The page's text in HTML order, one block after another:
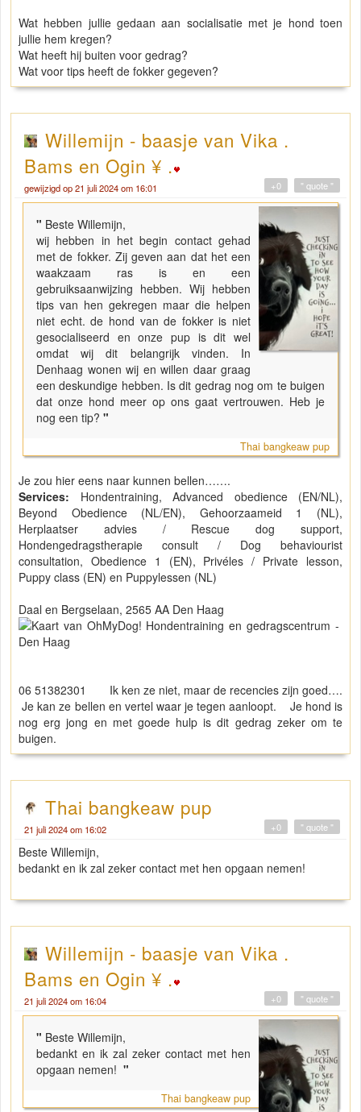
Wat hebben jullie gedaan aan socialisatie met je hond toen
jullie hem kregen?
Wat heeft hij buiten voor gedrag?
Wat voor tips heeft de fokker gegeven?
Willemijn - baasje van Vika .
Bams en Ogin ¥ .
gewijzigd op 21 juli 2024 om 16:01 " quote "
+0
" Beste Willemijn,
wij hebben in het begin contact gehad
met de fokker. Zij geven aan dat het een
waakzaam ras is en een
gebruiksaanwijzing hebben. Wij hebben
tips van hen gekregen maar die helpen
niet echt. de hond van de fokker is niet
gesocialiseerd en onze pup is dit wel
omdat wij dit belangrijk vinden. In
Denhaag wonen wij en willen daar graag
een deskundige hebben. Is dit gedrag nog om te buigen
dat onze hond meer op ons gaat vertrouwen. Heb je
nog een tip? "
Thai bangkeaw pup
Je zou hier eens naar kunnen bellen…….
Services: Hondentraining, Advanced obedience (EN/NL),
Beyond Obedience (NL/EN), Gehoorzaameid 1 (NL),
Herplaatser advies / Rescue dog support,
Hondengedragstherapie consult / Dog behaviourist
consultation, Obedience 1 (EN), Privéles / Private lesson,
Puppy class (EN) en Puppylessen (NL)
Daal en Bergselaan, 2565 AA Den Haag
06 51382301 Ik ken ze niet, maar de recencies zijn goed….
Je kan ze bellen en vertel waar je tegen aanloopt. Je hond is
nog erg jong en met goede hulp is dit gedrag zeker om te
buigen.
Thai bangkeaw pup
21 juli 2024 om 16:02 " quote "
+0
Beste Willemijn,
bedankt en ik zal zeker contact met hen opgaan nemen!
Willemijn - baasje van Vika .
Bams en Ogin ¥ .
21 juli 2024 om 16:04 " quote "
+0
" Beste Willemijn,
bedankt en ik zal zeker contact met hen
opgaan nemen! "
Thai bangkeaw pup